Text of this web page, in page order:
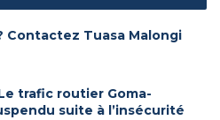
Contactez Tuasa Malongi
trafic routier Goma-
suite à l’insécurité